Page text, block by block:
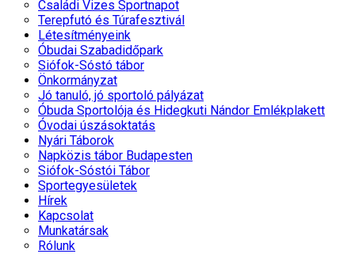
Családi Vizes Sportnapot
Terepfutó és Túrafesztivál
Létesítményeink
Óbudai Szabadidőpark
Siófok-Sóstó tábor
Önkormányzat
Jó tanuló, jó sportoló pályázat
Óbuda Sportolója és Hidegkuti Nándor Emlékplakett
Óvodai úszásoktatás
Nyári Táborok
Napközis tábor Budapesten
Siófok-Sóstói Tábor
Sportegyesületek
Hírek
Kapcsolat
Munkatársak
Rólunk